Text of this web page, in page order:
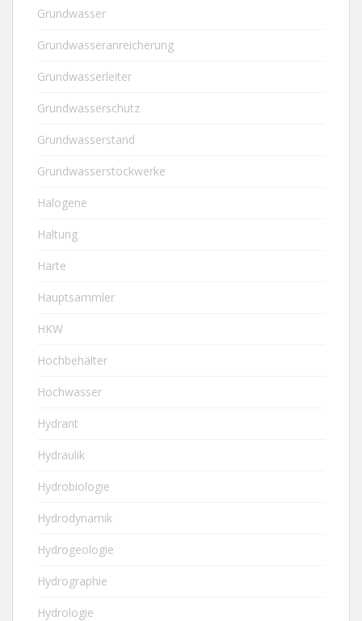
Grundwasser
Grundwasseranreicherung
Grundwasserleiter
Grundwasserschutz
Grundwasserstand
Grundwasserstockwerke
Halogene
Haltung
Härte
Hauptsammler
HKW
Hochbehälter
Hochwasser
Hydrant
Hydraulik
Hydrobiologie
Hydrodynamik
Hydrogeologie
Hydrographie
Hydrologie